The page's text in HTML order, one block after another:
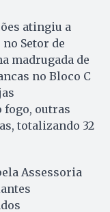
atingiu a
Setor de
madrugada de
no Bloco C
fogo, outras
totalizando 32
Assessoria